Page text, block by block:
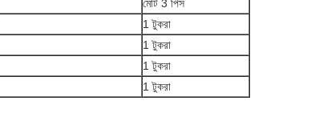
মোট 3 পিস
1 টুকরা
1 টুকরা
1 টুকরা
1 টুকরা